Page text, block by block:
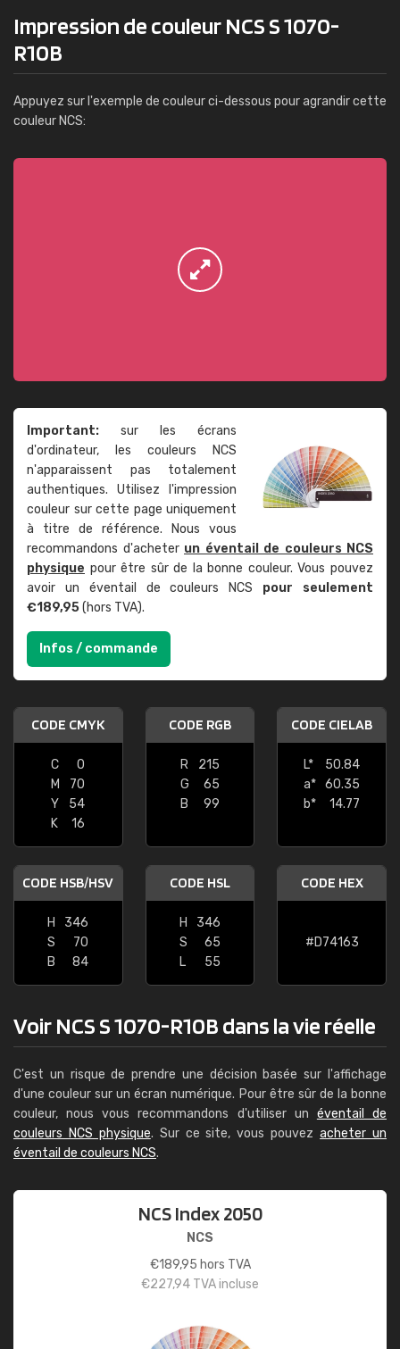
Impression de couleur NCS S 1070-
R10B
Appuyez sur l'exemple de couleur ci-dessous pour agrandir cette
couleur NCS:
Important: sur les écrans
d'ordinateur, les couleurs NCS
n'apparaissent pas totalement
authentiques. Utilisez l'impression
couleur sur cette page uniquement
à titre de référence. Nous vous
recommandons d'acheter un éventail de couleurs NCS
physique pour être sûr de la bonne couleur. Vous pouvez
avoir un éventail de couleurs NCS pour seulement
€189,95(hors TVA).
Infos / commande
CODE CMYK
C
0
M
70
Y
54
K
16
CODE RGB
R
215
G
65
B
99
CODE CIELAB
L*
50.84
a* 60.35
b*
14.77
CODE HSB/HSV
H
346
S
70
B
84
CODE HSL
H
346
S
65
L
55
CODE HEX
#D74163
Voir NCS S 1070-R10B dans la vie réelle
C'est un risque de prendre une décision basée sur l'affichage
d'une couleur sur un écran numérique. Pour être sûr de la bonne
couleur, nous vous recommandons d'utiliser un éventail de
couleurs NCS physique. Sur ce site, vous pouvezacheter un
éventail de couleurs NCS.
NCS Index 2050
NCS
€189,95 hors TVA
€227,94 TVA incluse